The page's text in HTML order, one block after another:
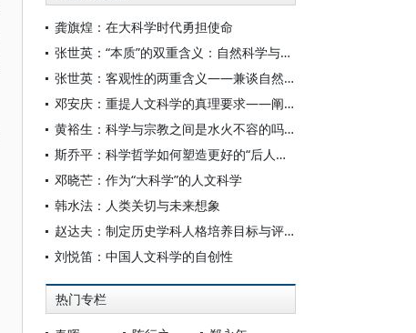
龚旗煌：在大科学时代勇担使命
张世英：“本质”的双重含义：自然科学与人文科学——黑格尔、狄尔泰、胡塞尔之间的一点链接
张世英：客观性的两重含义——兼谈自然科学与人文科学的异同
邓安庆：重提人文科学的真理要求——阐释学如何切中时代“真问题”
黄裕生：科学与宗教之间是水火不容的吗：为什么人类需要信仰来修正理性世界？
斯乔平：科学哲学如何塑造更好的“后人类”社会
邓晓芒：作为“大科学”的人文科学
韩水法：人类关切与未来想象
赵达夫：制定历史学科人格培养目标与评价方法的一般原则
刘悦笛：中国人文科学的自创性
热门专栏